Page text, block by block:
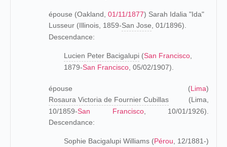
épouse (Oakland, 01/11/1877) Sarah Idalia "Ida"
Lusseur (Illinois, 1859-San Jose , 01/1896).
Descendance:
Lucien Peter Bacigalupi (San Francisco
1879-San Francisco , 05/02/1907).
épouse (Lima)
Rosaura Victoria de Fournier Cubillas (Lima,
10/1859-San Francisco, 10/01/1926).
Descendance:
Sophie Bacigalupi Williams (Pérou , 12/1881-)